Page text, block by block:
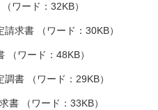
ワード：32KB）
求書 （ワード：30KB）
ワード：48KB）
書 （ワード：29KB）
（ワード：33KB）